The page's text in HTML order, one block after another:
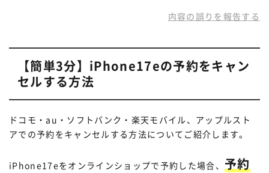
内容の誤りを報告する
【簡単3分】iPhone17eの予約をキャン
セルする方法
ドコモ・au・ソフトバンク・楽天モバイル、アップルスト
アでの予約をキャンセルする方法についてご紹介します。
iPhone17eをオンラインショップで予約した場合、 予約